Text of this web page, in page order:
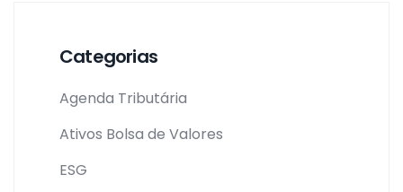
Categorias
Agenda Tributária
Ativos Bolsa de Valores
ESG